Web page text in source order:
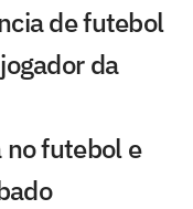
de futebol
da
no futebol e